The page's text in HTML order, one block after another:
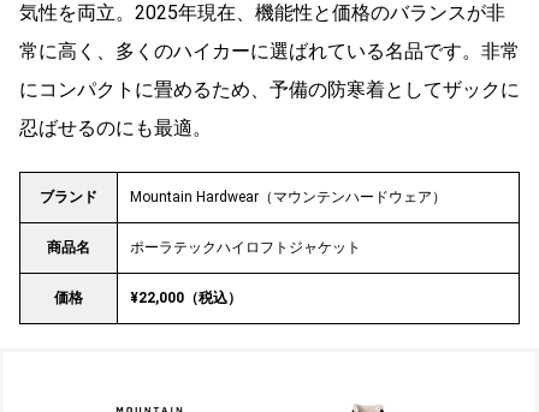
気性を両立。2025年現在、機能性と価格のバランスが非
常に高く、多くのハイカーに選ばれている名品です。非常
にコンパクトに畳めるため、予備の防寒着としてザックに
忍ばせるのにも最適。
ブランド Mountain Hardwear（マウンテンハードウェア）
商品名 ポーラテックハイロフトジャケット
価格 ¥22,000（税込）